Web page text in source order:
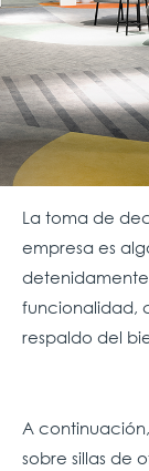
La toma de
empresa es
funcionalidad,
respaldo del
A
sobre sillas de